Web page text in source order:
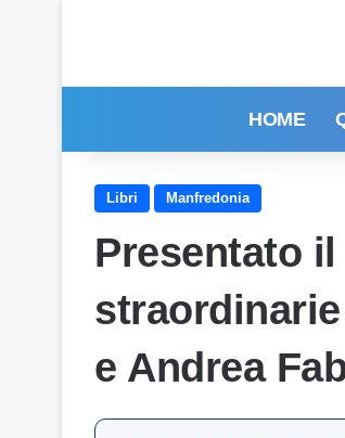
HOME
Libri Manfredonia
Presentato
e Andrea